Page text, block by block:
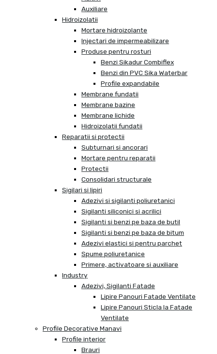
Auxiliare
Hidroizolatii
Mortare hidroizolante
Injectari de impermeabilizare
Produse pentru rosturi
Benzi Sikadur Combiflex
Benzi din PVC Sika Waterbar
Profile expandabile
Membrane fundatii
Membrane bazine
Membrane lichide
Hidroizolatii fundatii
Reparatii si protectii
Subturnari si ancorari
Mortare pentru reparatii
Protectii
Consolidari structurale
Sigilari si lipiri
Adezivi si sigilanti poliuretanici
Sigilanti siliconici si acrilici
Sigilanti si benzi pe baza de butil
Sigilanti si benzi pe baza de bitum
Adezivi elastici si pentru parchet
Spume poliuretanice
Primere, activatoare si auxiliare
Industry
Adezivi, Sigilanti Fatade
Lipire Panouri Fatade Ventilate
Lipire Panouri Sticla la Fatade
Ventilate
Profile Decorative Manavi
Profile interior
Brauri